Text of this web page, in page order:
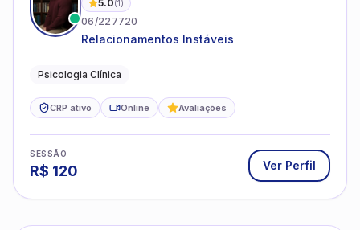
06/227720
Relacionamentos Instáveis
CRP ativo Online Avaliações
R$120 Ver Perfil